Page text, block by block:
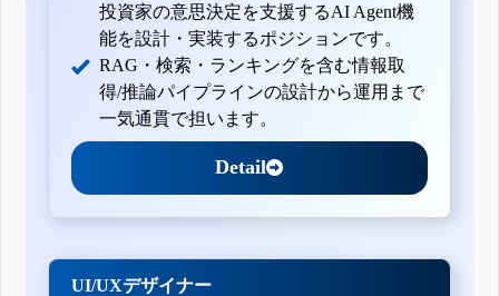
投資家の意思決定を支援するAI Agent機
能を設計・実装するポジションです。
RAG・検索・ランキングを含む情報取
得/推論パイプラインの設計から運用まで
一気通貫で担います。
Detail
UI/UXデザイナー